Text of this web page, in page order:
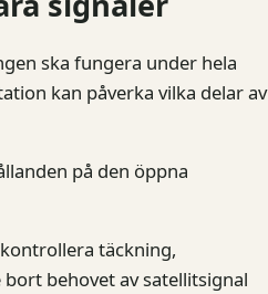
ska fungera under hela
kan påverka vilka delar av
på den öppna
täckning,
behovet av satellitsignal